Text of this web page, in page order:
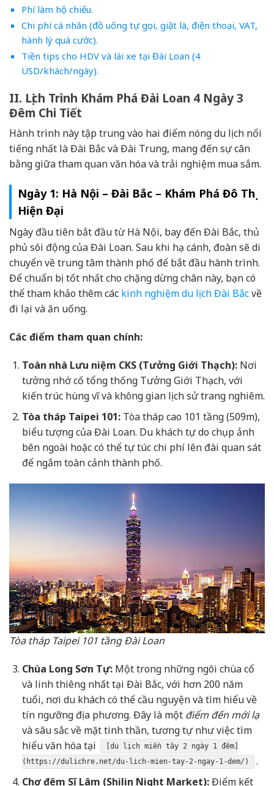
Phí làm hộ chiếu.
Chi phí cá nhân (đồ uống tự gọi, giặt là, điện thoại, VAT,
hành lý quá cước).
Tiền tips cho HDV và lái xe tại Đài Loan (4
USD/khách/ngày).
II. Lịch Trình Khám Phá Đài Loan 4 Ngày 3
Đêm Chi Tiết
Hành trình này tập trung vào hai điểm nóng du lịch nổi
tiếng nhất là Đài Bắc và Đài Trung, mang đến sự cân
bằng giữa tham quan văn hóa và trải nghiệm mua sắm.
Ngày 1: Hà Nội – Đài Bắc – Khám Phá Đô Thị
Hiện Đại
Ngày đầu tiên bắt đầu từ Hà Nội, bay đến Đài Bắc, thủ
phủ sôi động của Đài Loan. Sau khi hạ cánh, đoàn sẽ di
chuyển về trung tâm thành phố để bắt đầu hành trình.
Để chuẩn bị tốt nhất cho chặng dừng chân này, bạn có
thể tham khảo thêm các kinh nghiệm du lịch Đài Bắcvề
đi lại và ăn uống.
Các điểm tham quan chính:
Toàn nhà Lưu niệm CKS (Tưởng Giới Thạch):Nơi
tưởng nhớ cố tổng thống Tưởng Giới Thạch, với
kiến trúc hùng vĩ và không gian lịch sử trang nghiêm.
Tòa tháp Taipei 101:Tòa tháp cao 101 tầng (509m),
biểu tượng của Đài Loan. Du khách tự do chụp ảnh
bên ngoài hoặc có thể tự túc chi phí lên đài quan sát
để ngắm toàn cảnh thành phố.
Tòa tháp Taipei 101 tầng Đài Loan
Chùa Long Sơn Tự:Một trong những ngôi chùa cổ
và linh thiêng nhất tại Đài Bắc, với hơn 200 năm
tuổi, nơi du khách có thể cầu nguyện và tìm hiểu về
tín ngưỡng địa phương. Đây là một điểm đến mới lạ
và sâu sắc về mặt tinh thần, tương tự như việc tìm
hiểu văn hóa tại
[du lịch miền tây 2 ngày 1 đêm]
(https://dulichre.net/du-lich-mien-tay-2-ngay-1-dem/)
.
Chợ đêm Sĩ Lâm (Shilin Night Market):Điểm kết